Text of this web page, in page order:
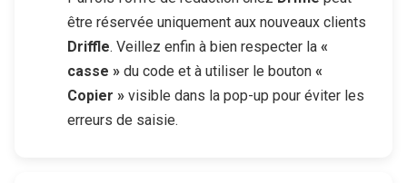
être réservée uniquement aux nouveaux clients
Driffle. Veillez enfin à bien respecter la «
casse » du code et à utiliser le bouton «
Copier » visible dans la pop-up pour éviter les
erreurs de saisie.